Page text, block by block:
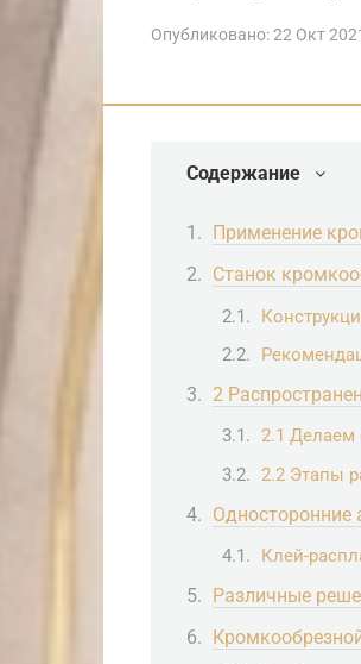
Опубликовано:22 Окт
Содержание
Применение
Станок
2
2.1 Делаем
2.2 Этапы
Односторонние
Клей-
Различные